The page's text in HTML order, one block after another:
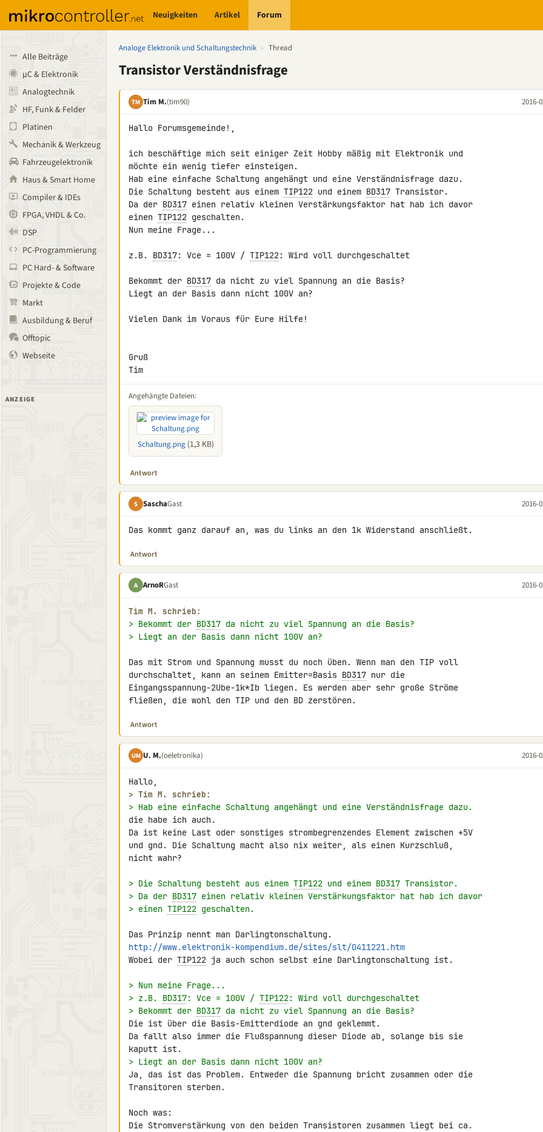
Neuigkeiten Artikel Forum
Alle Beiträge
µC & Elektronik
Analogtechnik
HF, Funk & Felder
Platinen
Mechanik & Werkzeug
Fahrzeugelektronik
Haus & Smart Home
Compiler & IDEs
FPGA, VHDL & Co.
DSP
PC-Programmierung
PC Hard- & Software
Projekte & Code
Markt
Ausbildung & Beruf
Offtopic
Webseite
ANZEIGE
Analoge Elektronik und Schaltungstechnik › Thread
Transistor Verständnisfrage
TM Tim M.(tim90) 2016-
Hallo Forumsgemeinde!,
ich beschäftige mich seit einiger Zeit Hobby mäßig mit Elektronik und
möchte ein wenig tiefer einsteigen.
Hab eine einfache Schaltung angehängt und eine Verständnisfrage dazu.
Die Schaltung besteht aus einem TIP122 und einem BD317 Transistor.
Da der BD317 einen relativ kleinen Verstärkungsfaktor hat hab ich davor
einen TIP122 geschalten.
Nun meine Frage...
z.B. BD317: Vce = 100V / TIP122: Wird voll durchgeschaltet
Bekommt der BD317 da nicht zu viel Spannung an die Basis?
Liegt an der Basis dann nicht 100V an?
Vielen Dank im Voraus für Eure Hilfe!
Gruß
Tim
Angehängte Dateien:
Schaltung.png(1,3 KB)
Antwort
S SaschaGast 2016-
Das kommt ganz darauf an, was du links an den 1k Widerstand anschließt.
Antwort
A ArnoRGast 2016-
Tim M. schrieb:
> Bekommt der BD317 da nicht zu viel Spannung an die Basis?
> Liegt an der Basis dann nicht 100V an?
Das mit Strom und Spannung musst du noch üben. Wenn man den TIP voll
durchschaltet, kann an seinem Emitter=Basis BD317 nur die
Eingangsspannung-2Ube-1k*Ib liegen. Es werden aber sehr große Ströme
fließen, die wohl den TIP und den BD zerstören.
Antwort
UM U. M.(oeletronika) 2016-
> Tim M. schrieb:
> Hab eine einfache Schaltung angehängt und eine Verständnisfrage dazu.
die habe ich auch.
Da ist keine Last oder sonstiges strombegrenzendes Element zwischen +5V
und gnd. Die Schaltung macht also nix weiter, als einen Kurzschluß,
nicht wahr?
> Die Schaltung besteht aus einem TIP122 und einem BD317 Transistor.
> Da der BD317 einen relativ kleinen Verstärkungsfaktor hat hab ich davor
> einen TIP122 geschalten.
http://www.elektronik-kompendium.de/sites/slt/0411221.htm
Wobei der TIP122 ja auch schon selbst eine Darlingtonschaltung ist.
> Nun meine Frage...
> z.B. BD317: Vce = 100V / TIP122: Wird voll durchgeschaltet
> Bekommt der BD317 da nicht zu viel Spannung an die Basis?
Die ist über die Basis-Emitterdiode an gnd geklemmt.
Da fallt also immer die Flußspannung dieser Diode ab, solange bis sie
> Liegt an der Basis dann nicht 100V an?
Ja, das ist das Problem. Entweder die Spannung bricht zusammen oder die
Transitoren sterben.
Noch was:
Die Stromverstärkung von den beiden Transistoren zusammen liegt bei ca.